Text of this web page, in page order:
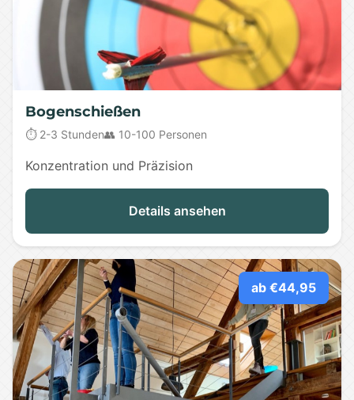
Bogenschießen
⏱️ 2-3 Stunden👥 10-100 Personen
Konzentration und Präzision
Details ansehen
ab €44,95